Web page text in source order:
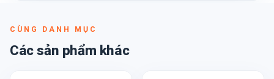
CÙNG DANH MỤC
Các sản phẩm khác